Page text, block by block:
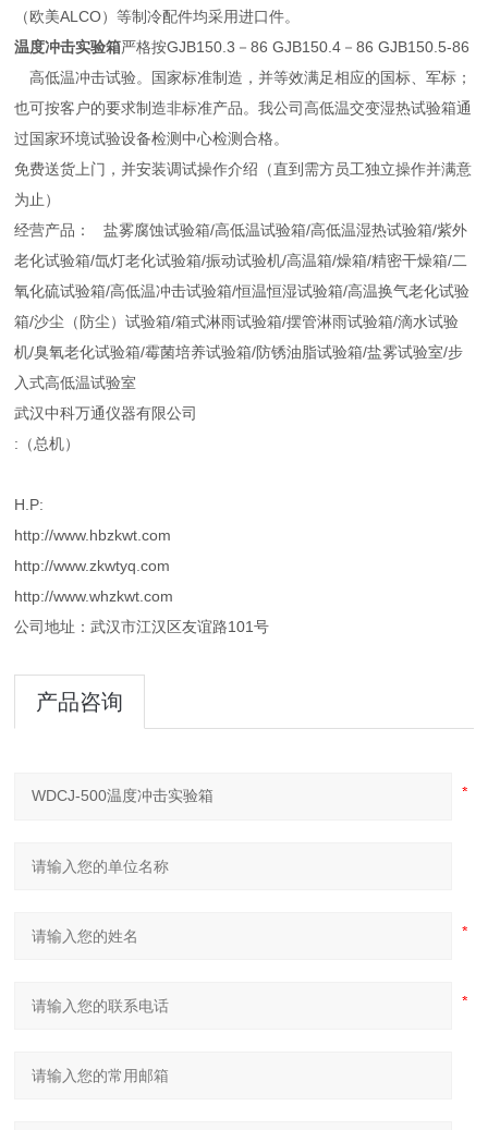
（欧美ALCO）等制冷配件均采用进口件。
温度冲击实验箱严格按GJB150.3－86 GJB150.4－86 GJB150.5-86
高低温冲击试验。国家标准制造，并等效满足相应的国标、军标；
也可按客户的要求制造非标准产品。我公司高低温交变湿热试验箱通
过国家环境试验设备检测中心检测合格。
免费送货上门，并安装调试操作介绍（直到需方员工独立操作并满意
为止）
经营产品： 盐雾腐蚀试验箱/高低温试验箱/高低温湿热试验箱/紫外
老化试验箱/氙灯老化试验箱/振动试验机/高温箱/燥箱/精密干燥箱/二
氧化硫试验箱/高低温冲击试验箱/恒温恒湿试验箱/高温换气老化试验
箱/沙尘（防尘）试验箱/箱式淋雨试验箱/摆管淋雨试验箱/滴水试验
机/臭氧老化试验箱/霉菌培养试验箱/防锈油脂试验箱/盐雾试验室/步
入式高低温试验室
武汉中科万通仪器有限公司
:（总机）
H.P:
http://www.hbzkwt.com
http://www.zkwtyq.com
http://www.whzkwt.com
公司地址：武汉市江汉区友谊路101号
产品咨询